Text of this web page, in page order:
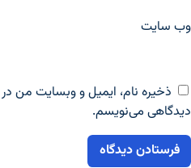
وب‌ سایت
ذخیره نام، ایمیل و وبسایت من در
دیدگاهی می‌نویسم.